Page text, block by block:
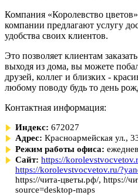
Компания «Королевство
компании предлагают услугу
удобства своих клиентов.
Это позволяет клиентам
выходя из дома, вы можете
друзей, коллег и близких -
любому поводу будь то день
Контактная информация:
Индекс: 672027
Адрес: Красноармейская ул.,
Режим работы офиса:
Сайт: https://
https://korolevstvocvetov.ru/
https://чита-цветы.рф/, https://
source=desktop-maps